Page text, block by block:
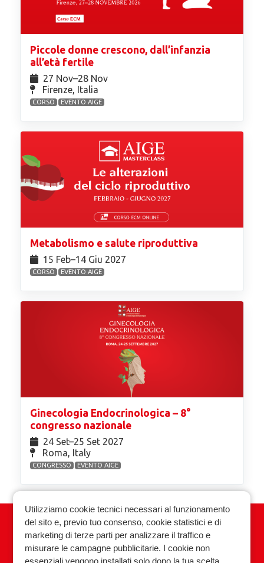
Piccole donne crescono, dall’infanzia
all’età fertile
27 Nov⁠–28 Nov
Firenze, Italia
CORSO EVENTO AIGE
Metabolismo e salute riproduttiva
15 Feb⁠–14 Giu 2027
CORSO EVENTO AIGE
Ginecologia Endocrinologica – 8°
congresso nazionale
24 Set⁠–25 Set 2027
Roma, Italy
CONGRESSO EVENTO AIGE
Associazione Italiana Ginecologia
Endocrinologica
Utilizziamo cookie tecnici necessari al funzionamento
del sito e, previo tuo consenso, cookie statistici e di
marketing di terze parti per analizzare il traffico e
misurare le campagne pubblicitarie. I cookie non
essenziali vengono installati solo dopo la tua scelta.